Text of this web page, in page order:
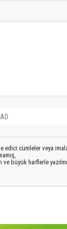
edici cümleler veya
ve büyük harflerle